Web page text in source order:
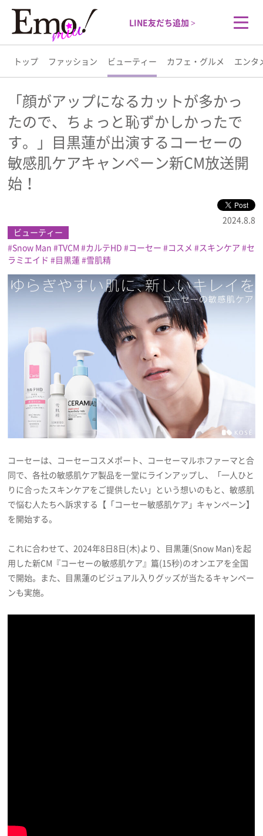
LINE友だち追加 >
トップ ファッション ビューティー カフェ・グルメ エンタ
トップ
ファッション
ビューティー
カフェ・グルメ
エンタメ
ライフスタイル
プレゼント
インタビュー
フィルム
Emoメン
ランキング
Emo!miuとは？
免責事項
利用規約
お問い合わせ
「顔がアップになるカットが多かっ
たので、ちょっと恥ずかしかったで
す。」目黒蓮が出演するコーセーの
敏感肌ケアキャンペーン新CM放送開
始！
2024.8.8
ビューティー
Snow Man
TVCM カルテHD コーセー コスメ スキンケア
セ
ラミエイド
目黒蓮 雪肌精
コーセーは、コーセーコスメポート、コーセーマルホファーマと合
同で、各社の敏感肌ケア製品を一堂にラインアップし、「一人ひと
りに合ったスキンケアをご提供したい」という想いのもと、敏感肌
で悩む人たちへ訴求する【「コーセー敏感肌ケア」キャンペーン】
を開始する。
これに合わせて、2024年8日8日(木)より、目黒蓮(Snow Man)を起
用した新CM『コーセーの敏感肌ケア』篇(15秒)のオンエアを全国
で開始。また、目黒蓮のビジュアル入りグッズが当たるキャンペー
ンも実施。